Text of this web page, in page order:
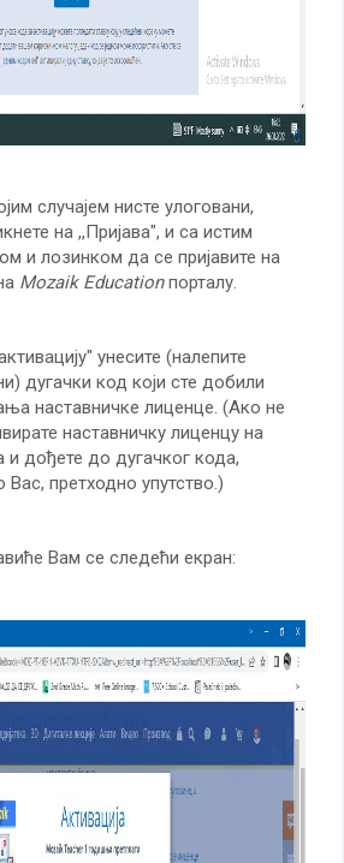
случајем нисте улоговани,
на ,,Пријава", и са истим
и лозинком да се пријавите на
Mozaik Educationпорталу.
унесите (налепите
дугачки код који сте добили
наставничке лиценце. (Ако не
наставничку лиценцу на
и дођете до дугачког кода,
Вас, претходно упутство.)
Вам се следећи екран: